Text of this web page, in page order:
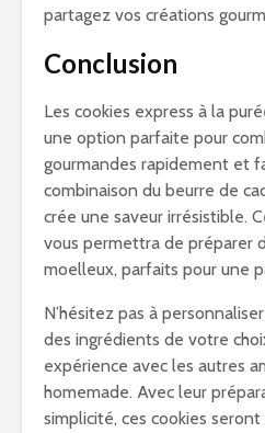
partagez vos créations
Conclusion
Les cookies express à la
une option parfaite pour
gourmandes rapidement et
combinaison du beurre de
crée une saveur irrésistible.
vous permettra de préparer
moelleux, parfaits pour une
N’hésitez pas à
des ingrédients de votre
expérience avec les autres
homemade. Avec leur
simplicité, ces cookies